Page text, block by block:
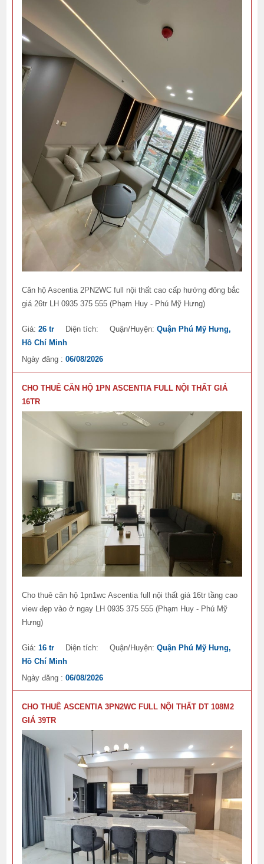
Căn hộ Ascentia 2PN2WC full nội thất cao cấp hướng đông bắc
giá 26tr LH 0935 375 555 (Phạm Huy - Phú Mỹ Hưng)
Giá:26 tr Diện tích: Quận/Huyện:Quận Phú Mỹ Hưng,
Hồ Chí Minh
Ngày đăng :06/08/2026
CHO THUÊ CĂN HỘ 1PN ASCENTIA FULL NỘI THẤT GIÁ
16TR
Cho thuê căn hộ 1pn1wc Ascentia full nội thất giá 16tr tầng cao
view đẹp vào ở ngay LH 0935 375 555 (Phạm Huy - Phú Mỹ
Hưng)
Giá:16 tr Diện tích: Quận/Huyện:Quận Phú Mỹ Hưng,
Hồ Chí Minh
Ngày đăng :06/08/2026
CHO THUÊ ASCENTIA 3PN2WC FULL NỘI THẤT DT 108M2
GIÁ 39TR